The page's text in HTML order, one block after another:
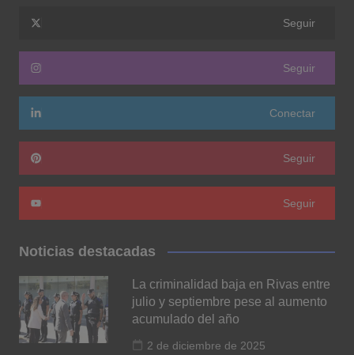
Seguir
Seguir
Conectar
Seguir
Seguir
Noticias destacadas
La criminalidad baja en Rivas entre
julio y septiembre pese al aumento
acumulado del año
2 de diciembre de 2025